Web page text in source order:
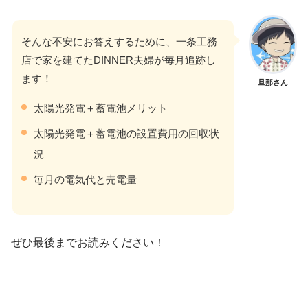
旦那さん
そんな不安にお答えするために、一条工務
店で家を建てたDINNER夫婦が毎月追跡し
ます！
太陽光発電＋蓄電池メリット
太陽光発電＋蓄電池の設置費用の回収状
況
毎月の電気代と売電量
ぜひ最後までお読みください！